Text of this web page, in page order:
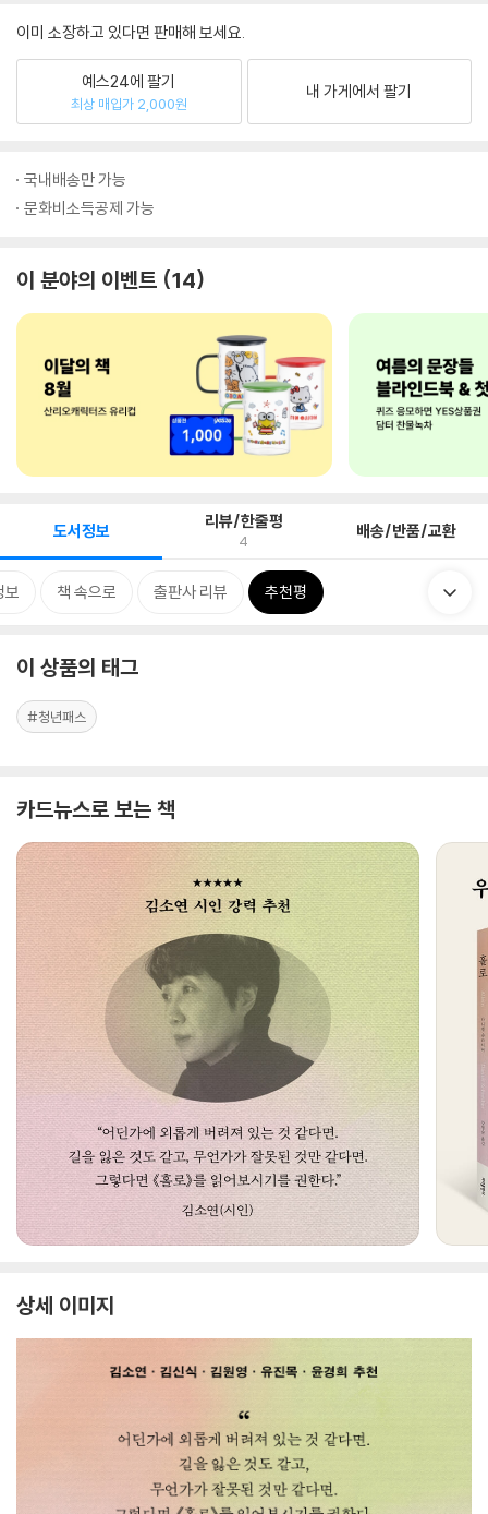
이미 소장하고 있다면 판매해 보세요.
예스24에 팔기
최상 매입가 2,000원
내 가게에서 팔기
국내배송만 가능
문화비소득공제 가능
이 분야의 이벤트 14
도서정보 리뷰/한줄평
4 배송/반품/교환
보 책 속으로 출판사 리뷰 추천평
이 상품의 태그
#청년패스
카드뉴스로 보는 책
상세 이미지